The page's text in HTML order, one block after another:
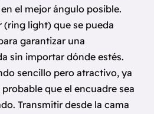
el mejor ángulo posible.
(ring light) que se pueda
garantizar una
sin importar dónde estés.
sencillo pero atractivo, ya
que el encuadre sea
Transmitir desde la cama